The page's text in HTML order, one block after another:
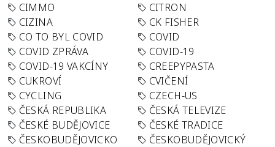
CIMMO
CITRON
CIZINA
CK FISHER
CO TO BYL COVID
COVID
COVID ZPRÁVA
COVID-19
COVID-19 VAKCÍNY
CREEPYPASTA
CUKROVÍ
CVIČENÍ
CYCLING
CZECH-US
ČESKÁ REPUBLIKA
ČESKÁ TELEVIZE
ČESKÉ BUDĚJOVICE
ČESKÉ TRADICE
ČESKOBUDĚJOVICKO
ČESKOBUDĚJOVICKÝ